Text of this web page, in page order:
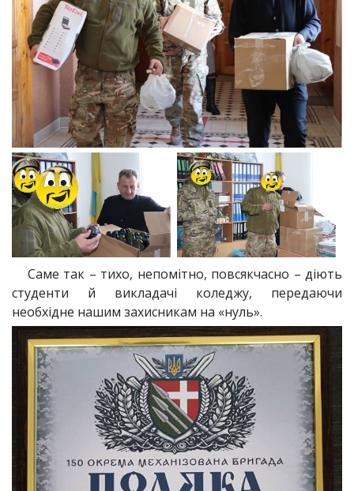
Саме так – тихо, непомітно, повсякчасно – діють
студенти й викладачі коледжу, передаючи
необхідне нашим захисникам на «нуль».